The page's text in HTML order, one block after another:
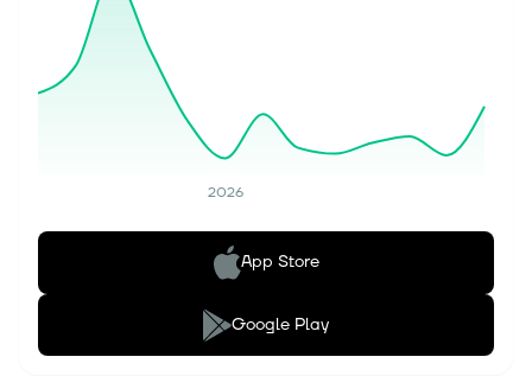
2026
App Store
Google Play